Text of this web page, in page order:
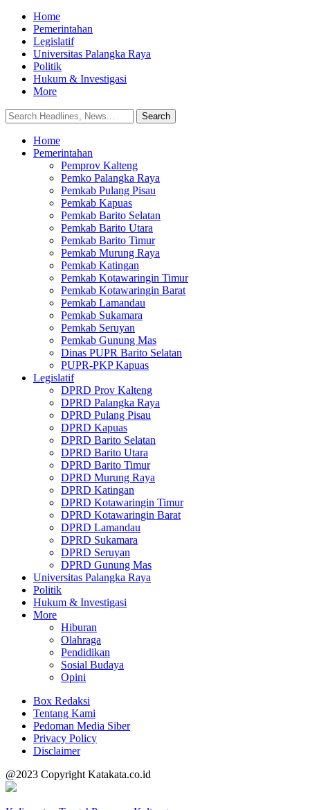
Home
Pemerintahan
Legislatif
Universitas Palangka Raya
Politik
Hukum & Investigasi
More
Home
Pemerintahan
Pemprov Kalteng
Pemko Palangka Raya
Pemkab Pulang Pisau
Pemkab Kapuas
Pemkab Barito Selatan
Pemkab Barito Utara
Pemkab Barito Timur
Pemkab Murung Raya
Pemkab Katingan
Pemkab Kotawaringin Timur
Pemkab Kotawaringin Barat
Pemkab Lamandau
Pemkab Sukamara
Pemkab Seruyan
Pemkab Gunung Mas
Dinas PUPR Barito Selatan
PUPR-PKP Kapuas
Legislatif
DPRD Prov Kalteng
DPRD Palangka Raya
DPRD Pulang Pisau
DPRD Kapuas
DPRD Barito Selatan
DPRD Barito Utara
DPRD Barito Timur
DPRD Murung Raya
DPRD Katingan
DPRD Kotawaringin Timur
DPRD Kotawaringin Barat
DPRD Lamandau
DPRD Sukamara
DPRD Seruyan
DPRD Gunung Mas
Universitas Palangka Raya
Politik
Hukum & Investigasi
More
Hiburan
Olahraga
Pendidikan
Sosial Budaya
Opini
Box Redaksi
Tentang Kami
Pedoman Media Siber
Privacy Policy
Disclaimer
@2023 Copyright Katakata.co.id